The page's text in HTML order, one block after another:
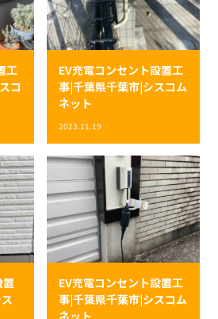
工
コ
EV充電コンセント設置工
事|千葉県千葉市|シスコム
ネット
2023.11.19
置
EV充電コンセント設置工
事|千葉県千葉市|シスコム
ネット